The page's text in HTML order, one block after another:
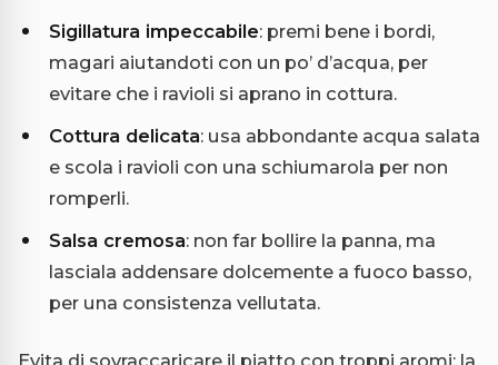
Sigillatura impeccabile: premi bene i bordi,
magari aiutandoti con un po’ d’acqua, per
evitare che i ravioli si aprano in cottura.
Cottura delicata: usa abbondante acqua salata
e scola i ravioli con una schiumarola per non
romperli.
Salsa cremosa: non far bollire la panna, ma
lasciala addensare dolcemente a fuoco basso,
per una consistenza vellutata.
Evita di sovraccaricare il piatto con troppi aromi: la